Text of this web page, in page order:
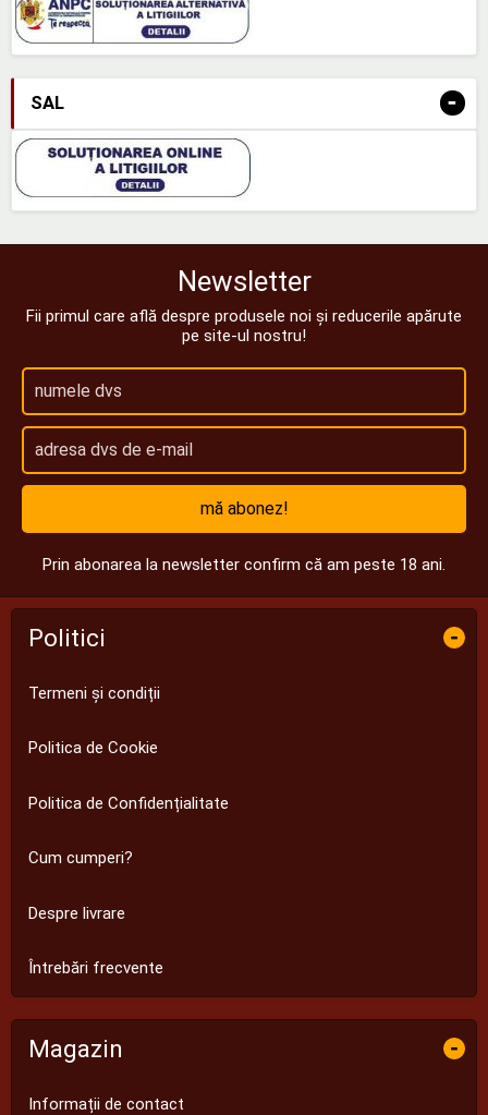
SAL -
Newsletter
Fii primul care află despre produsele noi și reducerile apărute
pe site-ul nostru!
mă abonez!
Prin abonarea la newsletter confirm că am peste 18 ani.
Politici -
Termeni și condiții
Politica de Cookie
Politica de Confidențialitate
Cum cumperi?
Despre livrare
Întrebări frecvente
Magazin -
Informații de contact